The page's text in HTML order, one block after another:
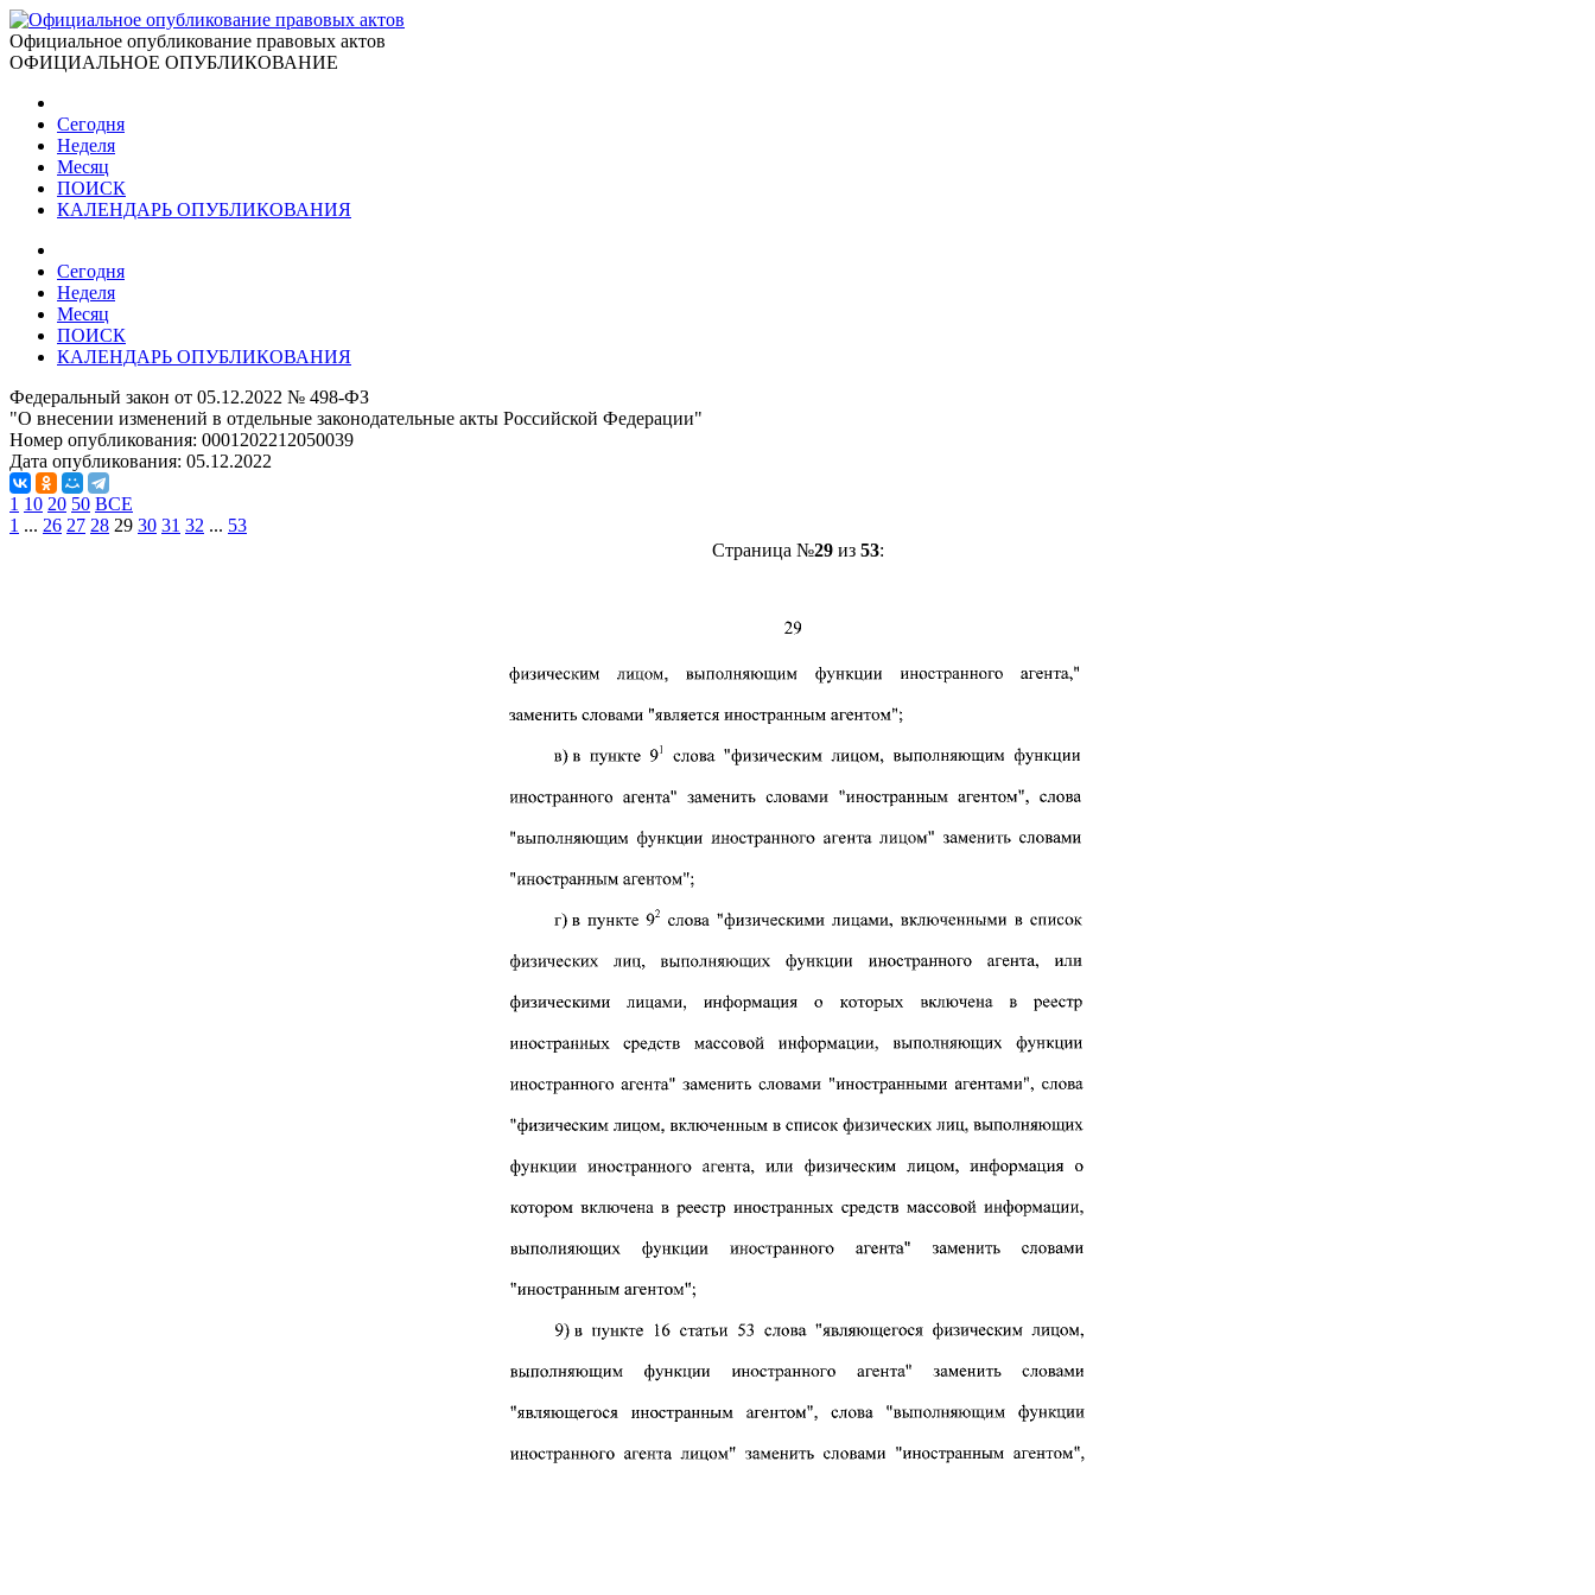
Официальное опубликование правовых актов
ОФИЦИАЛЬНОЕ ОПУБЛИКОВАНИЕ
Сегодня
Неделя
Месяц
ПОИСК
КАЛЕНДАРЬ ОПУБЛИКОВАНИЯ
Сегодня
Неделя
Месяц
ПОИСК
КАЛЕНДАРЬ ОПУБЛИКОВАНИЯ
Федеральный закон от 05.12.2022 № 498-ФЗ
"О внесении изменений в отдельные законодательные акты Российской Федерации"
Номер опубликования: 0001202212050039
Дата опубликования: 05.12.2022
1 10 20 50 ВСЕ
1 ... 26 27 28 29 30 31 32 ... 53
Страница №29из 53: